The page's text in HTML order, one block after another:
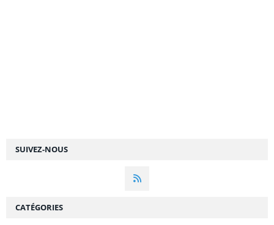
SUIVEZ-NOUS
CATÉGORIES